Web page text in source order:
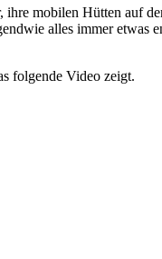
mobilen Hütten auf
alles immer
folgende Video zeigt.